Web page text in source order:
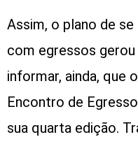
Assim, o plano de se
com egressos
informar, ainda, que
Encontro de
sua quarta edição.